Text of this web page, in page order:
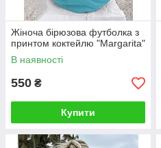
Жіноча бірюзова футболка з
принтом коктейлю "Margarita"
В наявності
550 ₴
Купити